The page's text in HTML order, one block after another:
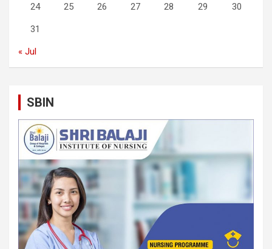
24 25 26 27 28 29 30
31
« Jul
SBIN